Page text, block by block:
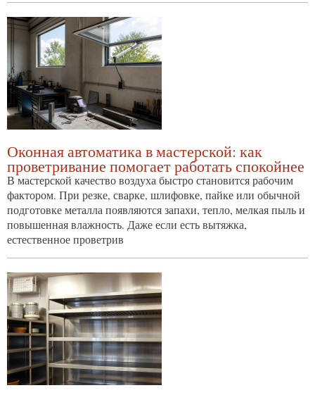
Оконная автоматика в мастерской: как
проветривание помогает работать спокойнее
В мастерской качество воздуха быстро становится рабочим
фактором. При резке, сварке, шлифовке, пайке или обычной
подготовке металла появляются запахи, тепло, мелкая пыль и
повышенная влажность. Даже если есть вытяжка,
естественное проветрив